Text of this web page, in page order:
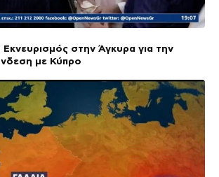
Εκνευρισμός στην Άγκυρα για την
με Κύπρο